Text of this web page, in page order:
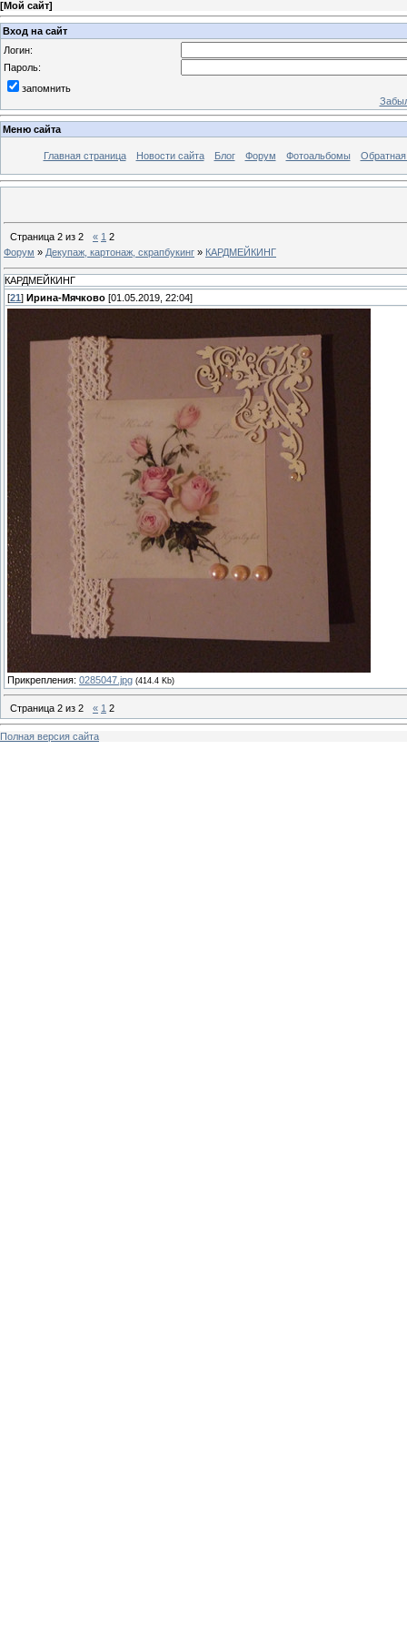
[Мой сайт]
Вход на сайт
Логин:
Пароль:
запомнить
Меню сайта
Главная страница Новости сайта Блог Форум Фотоальбомы Обратная
Страница 2 из 2 « 1 2
Форум » Декупаж, картонаж, скрапбукинг » КАРДМЕЙКИНГ
КАРДМЕЙКИНГ
[21 ] Ирина-Мячково [01.05.2019, 22:04]
Прикрепления: 0285047.jpg (414.4 Kb)
Страница 2 из 2 « 1 2
Полная версия сайта